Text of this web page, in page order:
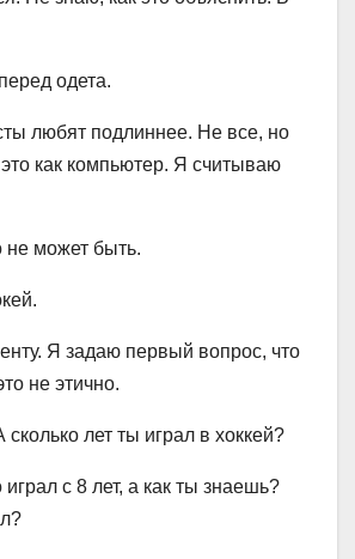
одета.
любят подлиннее. Не все, но
как компьютер. Я считываю
не может быть.
Я задаю первый вопрос, что
не этично.
лет ты играл в хоккей?
с 8 лет, а как ты знаешь?